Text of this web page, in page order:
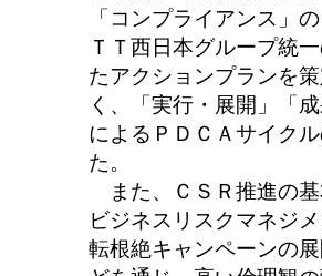
「コンプライアンス」
ＴＴ西日本グループ統
たアクションプランを
く、「実行・展開」「
によるＰＤＣＡサイク
た。
また、ＣＳＲ推進の
ビジネスリスクマネジ
転根絶キャンペーンの